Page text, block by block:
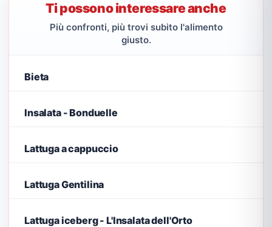
Ti possono interessare anche
Più confronti, più trovi subito l'alimento
giusto.
Bieta
Insalata - Bonduelle
Lattuga a cappuccio
Lattuga Gentilina
Lattuga iceberg - L'Insalata dell'Orto